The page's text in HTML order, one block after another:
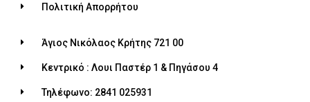
Πολιτική Απορρήτου
Άγιος Νικόλαος Κρήτης 721 00
Κεντρικό : Λουι Παστέρ 1 & Πηγάσου 4
Τηλέφωνο: 2841 025931